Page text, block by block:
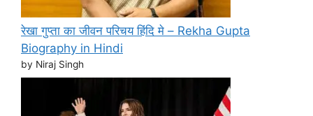
रेखा गुप्ता का जीवन परिचय हिंदि मे – Rekha Gupta
Biography in Hindi
by Niraj Singh